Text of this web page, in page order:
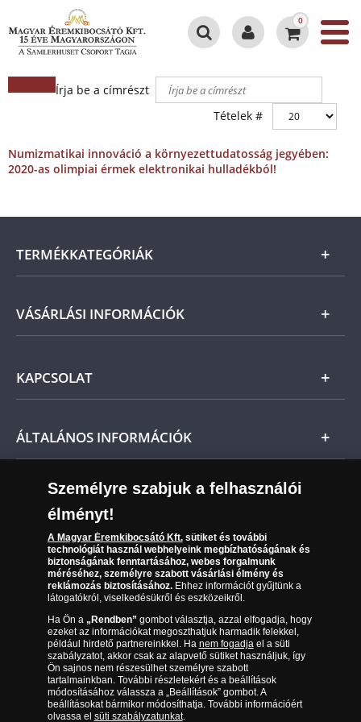
0
Írja be a címrészt
Tételek #
Numizmatikai innováció a környezettudatosság jegyében:
2020-as olimpiai érmek elektronikai hulladékból!
TERMÉKKATEGÓRIÁK
Arany
Magyar
VÁSÁRLÁSI INFORMÁCIÓK
Kézbesítés
Reklamáció
Visszaküldés
Elállási űrlap
KAPCSOLAT
Ügyfélszolgálat
Leiratkozás a hírlevélről
Karrier
ÁLTALÁNOS INFORMÁCIÓK
Sütik (cookies) használata
Süti (cookies)Beállítások
Társaságunkról
Az érmék és érmek ára és értéke
Gyakran ismételt kérdések
Adatkezelés
06 80 888 889
(díjmentesen hívható hétfőtől csütörtökig 9.00 és 17.00
óra között, péntekenként 9.00 és 15.00 óra között)
Személyre szabjuk a felhasználói
élményt!
A Magyar Éremkibocsátó Kft.sütiket és további
technológiát használ webhelyeink megbízhatóságának és
biztonságának fenntartásához, webes forgalmunk
méréséhez, személyre szabott vásárlási élmény és
reklámozás biztosításához.Ehhez információt gyűjtünk a
látogatókról, viselkedésükről és eszközeikről.
Ha Ön a „Rendben”gombot választja, azzal elfogadja, hogy
ezeket az információkat megoszthatjuk harmadik felekkel,
például hirdető partnereinkkel. Ha nem fogadjael a süti
szabályzatot, akkor csak az alapvető sütiket használjuk, így
Ön sajnos nem részesülhet személyre szabott
tartalmainkban. További részletekért és a beállítások
módosításához válassza a „Beállítások” gombot. A
beállításokat bármikor módosíthatja. További információért
olvassa el süti szabályzatunkat.